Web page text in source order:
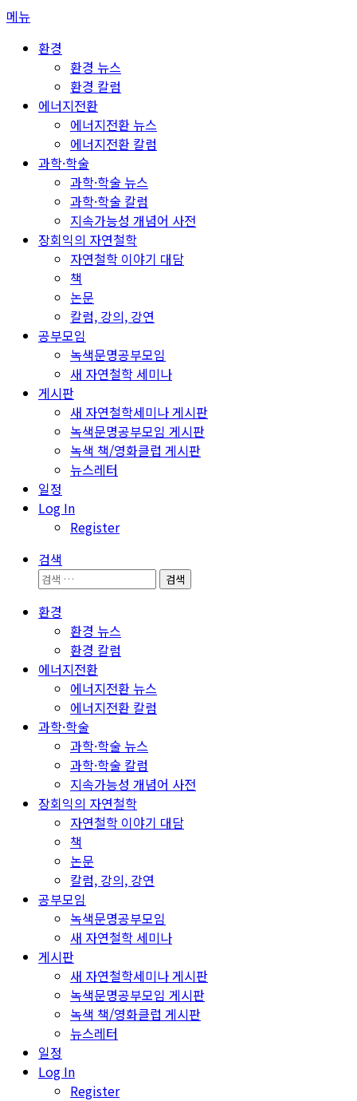
콘
메뉴
환경
환경 뉴스
환경 칼럼
에너지전환
에너지전환 뉴스
에너지전환 칼럼
과학·학술
과학·학술 뉴스
과학·학술 칼럼
지속가능성 개념어 사전
장회익의 자연철학
자연철학 이야기 대담
책
논문
칼럼, 강의, 강연
공부모임
녹색문명공부모임
새 자연철학 세미나
게시판
새 자연철학세미나 게시판
녹색문명공부모임 게시판
녹색 책/영화클럽 게시판
뉴스레터
일정
Log In
Register
검색
검
환경
환경 뉴스
환경 칼럼
에너지전환
에너지전환 뉴스
에너지전환 칼럼
과학·학술
과학·학술 뉴스
과학·학술 칼럼
지속가능성 개념어 사전
장회익의 자연철학
자연철학 이야기 대담
책
논문
칼럼, 강의, 강연
공부모임
녹색문명공부모임
새 자연철학 세미나
게시판
새 자연철학세미나 게시판
녹색문명공부모임 게시판
녹색 책/영화클럽 게시판
뉴스레터
일정
Log In
Register